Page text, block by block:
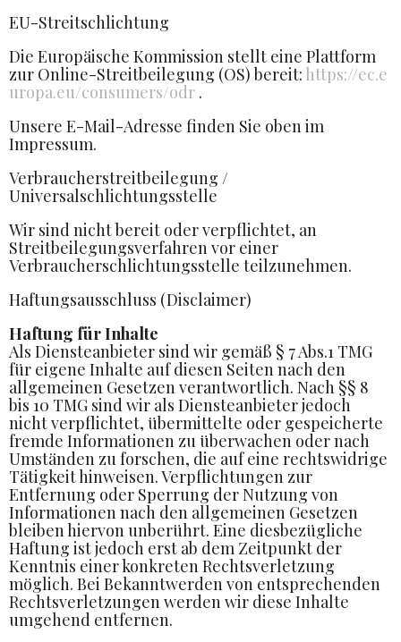
EU-Streitschlichtung
Die Europäische Kommission stellt eine Plattform
zur Online-Streitbeilegung (OS) bereit: https://ec.e
uropa.eu/consumers/odr .
Unsere E-Mail-Adresse finden Sie oben im
Impressum.
Verbraucherstreitbeilegung /
Universalschlichtungsstelle
Wir sind nicht bereit oder verpflichtet, an
Streitbeilegungsverfahren vor einer
Verbraucherschlichtungsstelle teilzunehmen.
Haftungsausschluss (Disclaimer)
Haftung für Inhalte
Als Diensteanbieter sind wir gemäß § 7 Abs.1 TMG
für eigene Inhalte auf diesen Seiten nach den
allgemeinen Gesetzen verantwortlich. Nach §§ 8
bis 10 TMG sind wir als Diensteanbieter jedoch
nicht verpflichtet, übermittelte oder gespeicherte
fremde Informationen zu überwachen oder nach
Umständen zu forschen, die auf eine rechtswidrige
Tätigkeit hinweisen. Verpflichtungen zur
Entfernung oder Sperrung der Nutzung von
Informationen nach den allgemeinen Gesetzen
bleiben hiervon unberührt. Eine diesbezügliche
Haftung ist jedoch erst ab dem Zeitpunkt der
Kenntnis einer konkreten Rechtsverletzung
möglich. Bei Bekanntwerden von entsprechenden
Rechtsverletzungen werden wir diese Inhalte
umgehend entfernen.